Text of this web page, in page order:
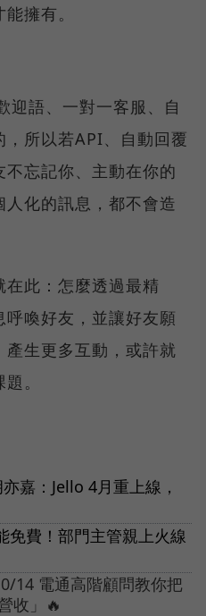
擁有。
迎語、一對一客服、自
所以若API、自動回覆
忘記你、主動在你的
化的訊息，都不會造
此：怎麼透過最精
喚好友，並讓好友願
生更多互動，或許就
。
嘉：Jello 4月重上線，
免費！部門主管親上火線
14 電通高階顧問教你把
收」🔥